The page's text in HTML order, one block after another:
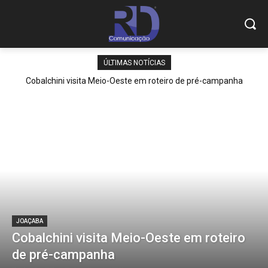
ÚLTIMAS NOTÍCIAS
Cobalchini visita Meio-Oeste em roteiro de pré-campanha
JOAÇABA
Cobalchini visita Meio-Oeste em roteiro
de pré-campanha